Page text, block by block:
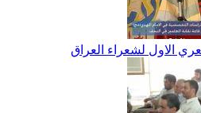
الاول لشعراء العراق